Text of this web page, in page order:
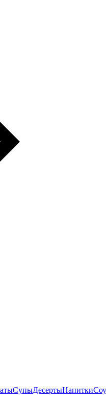
СупыДесертыНапитки